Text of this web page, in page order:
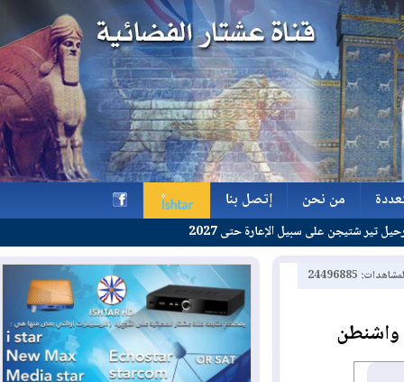
من نحن
من نحن
إتصل بنا
إتصل بناسبيل الإعارة حتى 2027
h